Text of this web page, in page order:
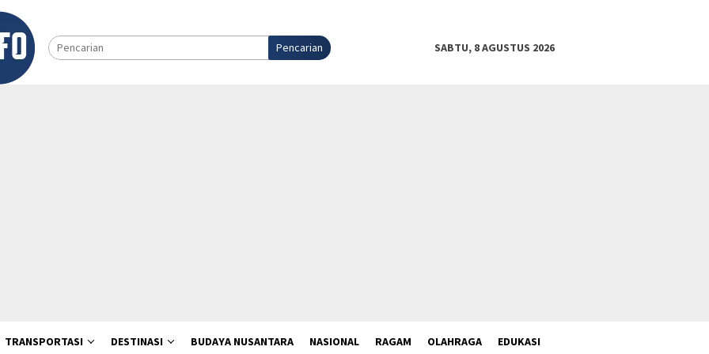
Pencarian SABTU, 8 AGUSTUS 2026
TRANSPORTASI DESTINASI BUDAYA NUSANTARA NASIONAL RAGAM OLAHRAGA EDUKASI